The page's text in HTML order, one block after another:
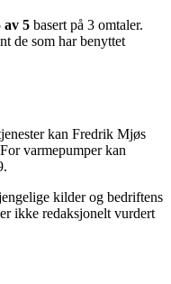
av 5 basert på 3 omtaler.
de som har benyttet
kan Fredrik Mjøs
varmepumper kan
kilder og bedriftens
ikke redaksjonelt vurdert